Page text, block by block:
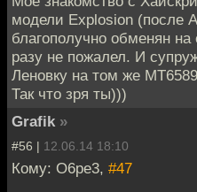
модели Explosion (после
благополучно обменян
разу не пожалел. И
Леновку на том же
Так что зря ты)))
Grafik »
#56 | 12.06.14 18:10
Кому: O6pe3, #47